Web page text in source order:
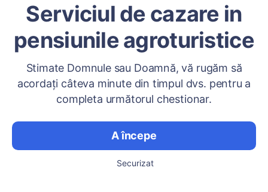
Serviciul de cazare in
pensiunile agroturistice
Stimate Domnule sau Doamnă, vă rugăm să
acordați câteva minute din timpul dvs. pentru a
completa următorul chestionar.
A începe
Securizat